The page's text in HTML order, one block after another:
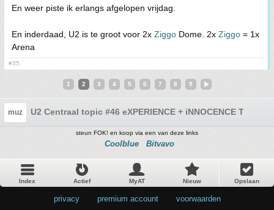
En weer piste ik erlangs afgelopen vrijdag.
En inderdaad, U2 is te groot voor 2x Ziggo Dome. 2x Ziggo = 1x
Arena
#35.
1 2 3 4 5 6 7 8 9
muz U2 Centraal topic #46 eXPERIENCE + iNNOCENCE Tour
steun FOK! en koop via een van deze links
Coolblue Bitvavo
Index Actief MyAT Nieuw Opslaan
privacy premium account voorwaarden